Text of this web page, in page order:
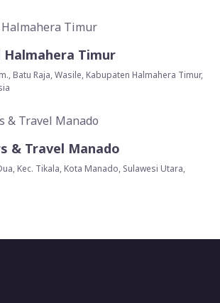
Halmahera Timur
Batu Raja, Wasile, Kabupaten Halmahera Timur,
& Travel Manado
Kec. Tikala, Kota Manado, Sulawesi Utara,